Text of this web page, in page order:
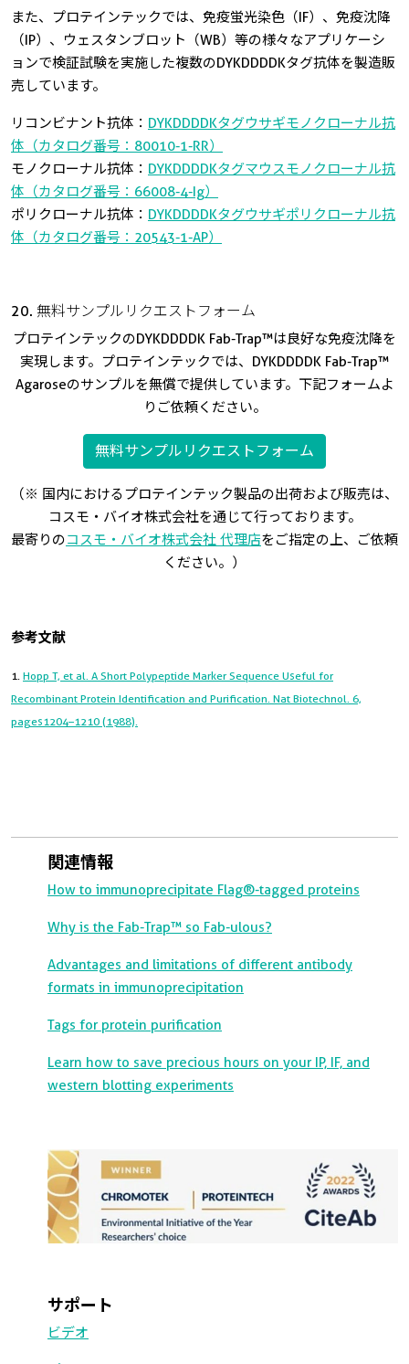
また、プロテインテックでは、免疫蛍光染色（IF）、免疫沈降
（IP）、ウェスタンブロット（WB）等の様々なアプリケーシ
ョンで検証試験を実施した複数のDYKDDDDKタグ抗体を製造販
売しています。
リコンビナント抗体： DYKDDDDKタグウサギモノクローナル抗
体（カタログ番号：80010-1-RR）
モノクローナル抗体： DYKDDDDKタグマウスモノクローナル抗
体（カタログ番号：66008-4-Ig）
ポリクローナル抗体： DYKDDDDKタグウサギポリクローナル抗
体（カタログ番号：20543-1-AP）
20. 無料サンプルリクエストフォーム
プロテインテックのDYKDDDDK Fab-Trap™は良好な免疫沈降を
実現します。プロテインテックでは、DYKDDDDK Fab-Trap™
Agaroseのサンプルを無償で提供しています。下記フォームよ
りご依頼ください。
無料サンプルリクエストフォーム
（※ 国内におけるプロテインテック製品の出荷および販売は、
コスモ・バイオ株式会社を通じて行っております。
最寄りのコスモ・バイオ株式会社 代理店をご指定の上、ご依頼
ください。）
参考文献
1. Hopp T, et al. A Short Polypeptide Marker Sequence Useful for
Recombinant Protein Identification and Purification. Nat Biotechnol. 6,
pages1204–1210 (1988).
関連情報
How to immunoprecipitate Flag®-tagged proteins
Why is the Fab-Trap™ so Fab-ulous?
Advantages and limitations of different antibody
formats in immunoprecipitation
Tags for protein purification
Learn how to save precious hours on your IP, IF, and
western blotting experiments
サポート
ビデオ